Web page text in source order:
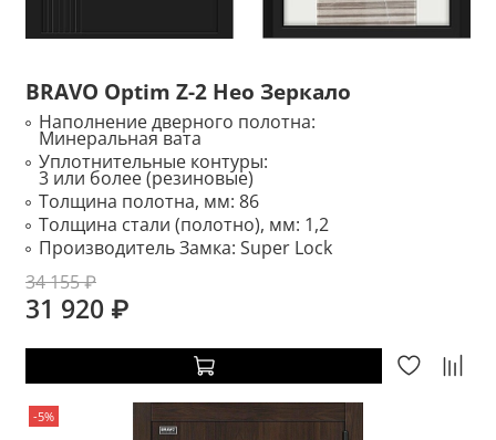
BRAVO Optim Z-2 Нео Зеркало
Наполнение дверного полотна:
Минеральная вата
Уплотнительные контуры:
3 или более (резиновые)
Толщина полотна, мм: 86
Толщина стали (полотно), мм: 1,2
Производитель Замка: Super Lock
34 155 ₽
31 920 ₽
-5%